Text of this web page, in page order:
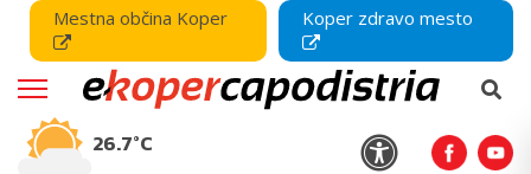
Mestna občina Koper Koper zdravo mesto
26.7°C